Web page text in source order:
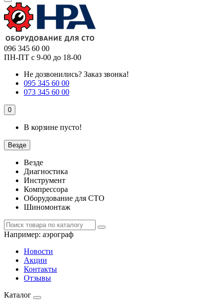
096 345 60 00
ПН-ПТ с 9-00 до 18-00
Не дозвонились? Заказ звонка!
095 345 60 00
073 345 60 00
0
В корзине пусто!
Везде
Везде
Диагностика
Инструмент
Компрессора
Оборудование для СТО
Шиномонтаж
Например: аэрограф
Новости
Акции
Контакты
Отзывы
Каталог